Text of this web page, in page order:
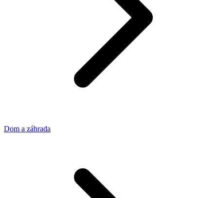
Dom a záhrada